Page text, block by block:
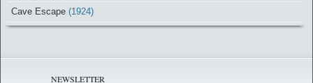
Cave Escape (1924)
NEWSLETTER